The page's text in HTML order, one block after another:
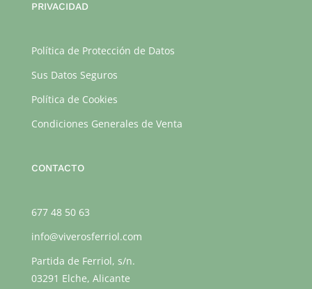
PRIVACIDAD
Política de Protección de Datos
Sus Datos Seguros
Política de Cookies
Condiciones Generales de Venta
CONTACTO
677 48 50 63
info@viverosferriol.com
Partida de Ferriol, s/n.
03291 Elche, Alicante